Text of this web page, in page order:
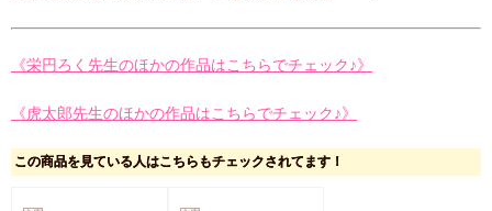
《栄円ろく先生のほかの作品はこちらでチェック♪》
《虎太郎先生のほかの作品はこちらでチェック♪》
この商品を見ている人はこちらもチェックされてます！